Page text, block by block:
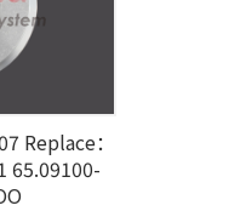
Replace：
65.09100-